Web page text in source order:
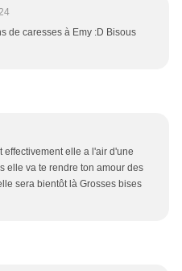
de caresses à Emy :D Bisous
effectivement elle a l'air d'une
elle va te rendre ton amour des
sera bientôt là Grosses bises